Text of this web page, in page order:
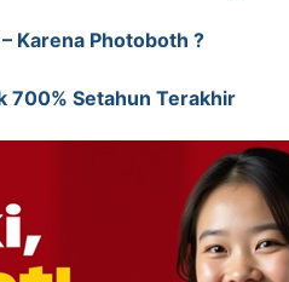
Karena Photoboth ?
700% Setahun Terakhir